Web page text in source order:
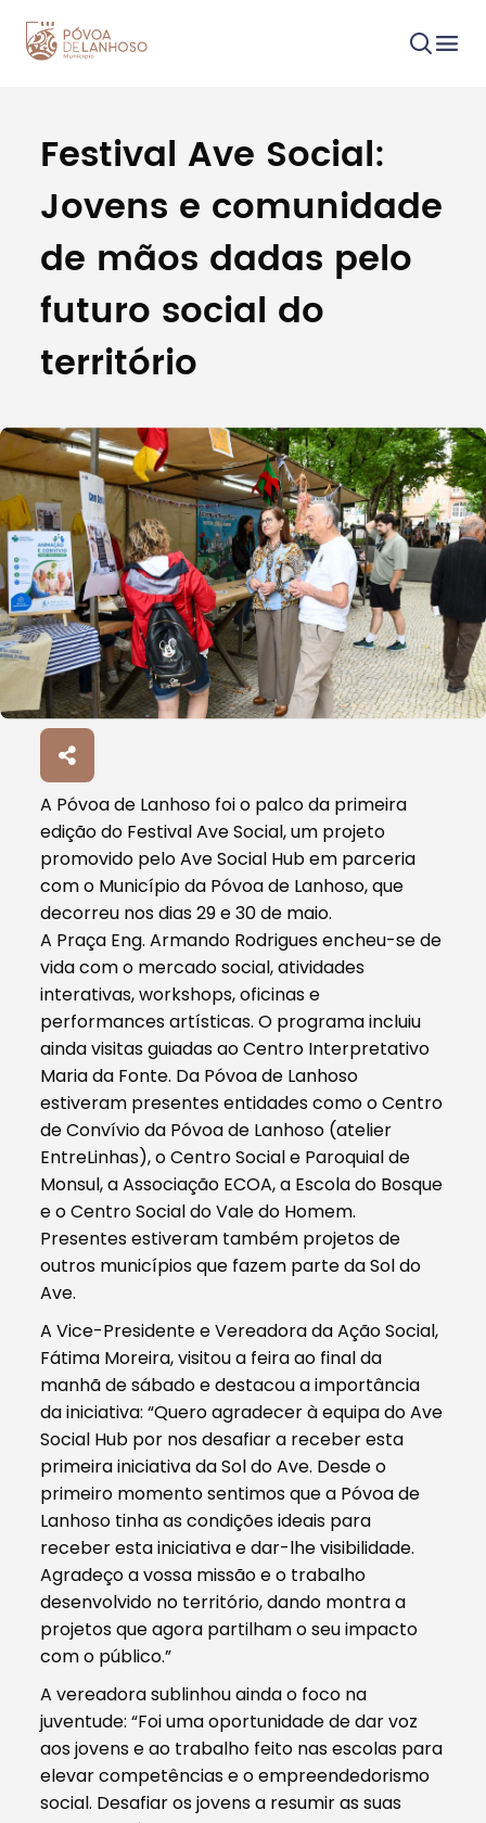
Procurar
Tipo de conteúdo
Filtros
Festival Ave Social:
Jovens e comunidade
de mãos dadas pelo
futuro social do
território
A Póvoa de Lanhoso foi o palco da primeira
edição do Festival Ave Social, um projeto
promovido pelo Ave Social Hub em parceria
com o Município da Póvoa de Lanhoso, que
decorreu nos dias 29 e 30 de maio.
A Praça Eng. Armando Rodrigues encheu-se de
vida com o mercado social, atividades
interativas, workshops, oficinas e
performances artísticas. O programa incluiu
ainda visitas guiadas ao Centro Interpretativo
Maria da Fonte. Da Póvoa de Lanhoso
estiveram presentes entidades como o Centro
de Convívio da Póvoa de Lanhoso (atelier
EntreLinhas), o Centro Social e Paroquial de
Monsul, a Associação ECOA, a Escola do Bosque
e o Centro Social do Vale do Homem.
Presentes estiveram também projetos de
outros municípios que fazem parte da Sol do
Ave.
A Vice-Presidente e Vereadora da Ação Social,
Fátima Moreira, visitou a feira ao final da
manhã de sábado e destacou a importância
da iniciativa: “Quero agradecer à equipa do Ave
Social Hub por nos desafiar a receber esta
primeira iniciativa da Sol do Ave. Desde o
primeiro momento sentimos que a Póvoa de
Lanhoso tinha as condições ideais para
receber esta iniciativa e dar-lhe visibilidade.
Agradeço a vossa missão e o trabalho
desenvolvido no território, dando montra a
projetos que agora partilham o seu impacto
com o público.”
A vereadora sublinhou ainda o foco na
juventude: “Foi uma oportunidade de dar voz
aos jovens e ao trabalho feito nas escolas para
elevar competências e o empreendedorismo
social. Desafiar os jovens a resumir as suas